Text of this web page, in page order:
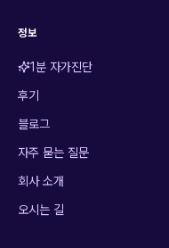
정보
1분 자가진단
후기
블로그
자주 묻는 질문
회사 소개
오시는 길